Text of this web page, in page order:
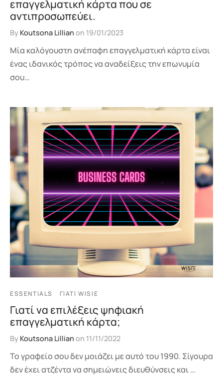
επαγγελματική κάρτα που σε
αντιπροσωπεύει.
By Koutsona Lillian on 19/01/2023
Μία καλόγουστη ανέπαφη επαγγελματική κάρτα είναι
ένας ιδανικός τρόπος να αναδείξεις την επωνυμία
σου…
ESSENTIALS ΓΙΑΤΊ WISIE
Γιατί να επιλέξεις ψηφιακή
επαγγελματική κάρτα;
By Koutsona Lillian on 11/11/2022
Το γραφείο σου δεν μοιάζει με αυτό του 1990. Σίγουρα
δεν έχει ατζέντα να σημειώνεις διευθύνσεις και …